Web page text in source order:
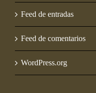
Feed de entradas
Feed de comentarios
WordPress.org